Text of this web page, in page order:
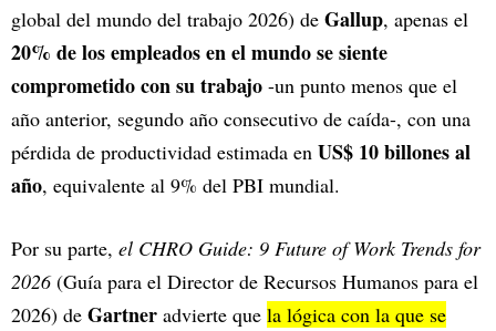
global del mundo del trabajo 2026) de Gallup, apenas el
20% de los empleados en el mundo se siente
comprometido con su trabajo -un punto menos que el
año anterior, segundo año consecutivo de caída-, con una
pérdida de productividad estimada en US$ 10 billones al
año, equivalente al 9% del PBI mundial.
Por su parte, el CHRO Guide: 9 Future of Work Trends for
2026(Guía para el Director de Recursos Humanos para el
2026) de Gartner advierte que la lógica con la que se